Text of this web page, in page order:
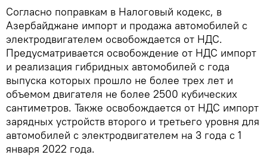
Согласно поправкам в Налоговый кодекс, в
Азербайджане импорт и продажа автомобилей с
электродвигателем освобождается от НДС.
Предусматривается освобождение от НДС импорт
и реализация гибридных автомобилей с года
выпуска которых прошло не более трех лет и
объемом двигателя не более 2500 кубических
сантиметров. Также освобождается от НДС импорт
зарядных устройств второго и третьего уровня для
автомобилей с электродвигателем на 3 года с 1
января 2022 года.